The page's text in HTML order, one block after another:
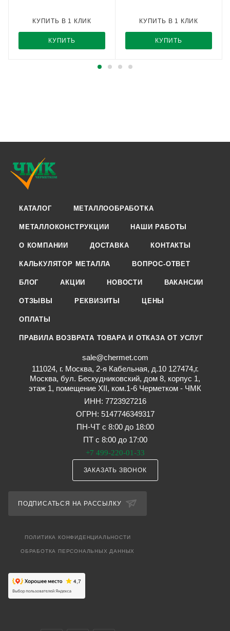
КУПИТЬ
КУПИТЬ В 1 КЛИК
КУПИТЬ
КУПИТЬ В 1 КЛИК
КАТАЛОГ МЕТАЛЛООБРАБОТКА
МЕТАЛЛОКОНСТРУКЦИИ НАШИ РАБОТЫ
О КОМПАНИИ ДОСТАВКА КОНТАКТЫ
КАЛЬКУЛЯТОР МЕТАЛЛА ВОПРОС-ОТВЕТ
БЛОГ АКЦИИ НОВОСТИ ВАКАНСИИ
ОТЗЫВЫ РЕКВИЗИТЫ ЦЕНЫ
ОПЛАТЫ
ПРАВИЛА ВОЗВРАТА ТОВАРА И ОТКАЗА ОТ УСЛУГ
sale@chermet.com
111024, г. Москва, 2-я Кабельная, д.10 127474,г.
Москва, бул. Бескудниковский, дом 8, корпус 1,
этаж 1, помещение XII, ком.1-6 Черметком - ЧМК
ИНН: 7723927216
ОГРН: 5147746349317
ПН-ЧТ с 8:00 до 18:00
ПТ с 8:00 до 17:00
+7 499-220-01-33
ЗАКАЗАТЬ ЗВОНОК
ПОДПИСАТЬСЯ НА РАССЫЛКУ
ПОЛИТИКА КОНФИДЕНЦИАЛЬНОСТИ
ОБРАБОТКА ПЕРСОНАЛЬНЫХ ДАННЫХ